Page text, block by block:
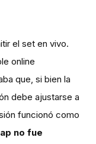
el set en vivo.
online
que, si bien la
debe ajustarse a
funcionó como
no fue